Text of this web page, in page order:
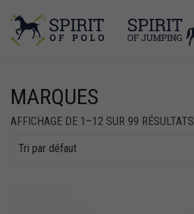
MARQUES
AFFICHAGE DE 1–12 SUR 99 RÉSULTATS
Tri par défaut